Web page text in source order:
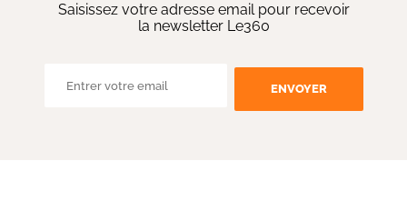
Saisissez votre adresse email pour recevoir
la newsletter Le360
ENVOYER